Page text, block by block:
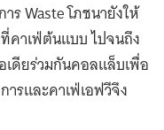
Waste โภชนายังให้
คาเฟ่ต้นแบบ ไปจนถึง
เดียร่วมกันคอลแล็บเพื่อ
รและคาเฟ่เอฟวีจึง